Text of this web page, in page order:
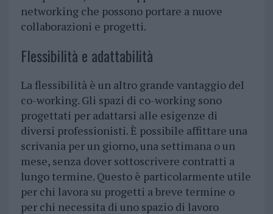
networking che possono portare a nuove
collaborazioni e progetti.
Flessibilità e adattabilità
La flessibilità è un altro grande vantaggio del
co-working. Gli spazi di co-working sono
progettati per adattarsi alle esigenze di
diversi professionisti. È possibile affittare una
scrivania per un giorno, una settimana o un
mese, senza dover sottoscrivere contratti a
lungo termine. Questo è particolarmente utile
per chi lavora su progetti a breve termine o
per chi necessita di uno spazio di lavoro